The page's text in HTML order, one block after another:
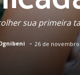
sua primeira
- 26 de novembro